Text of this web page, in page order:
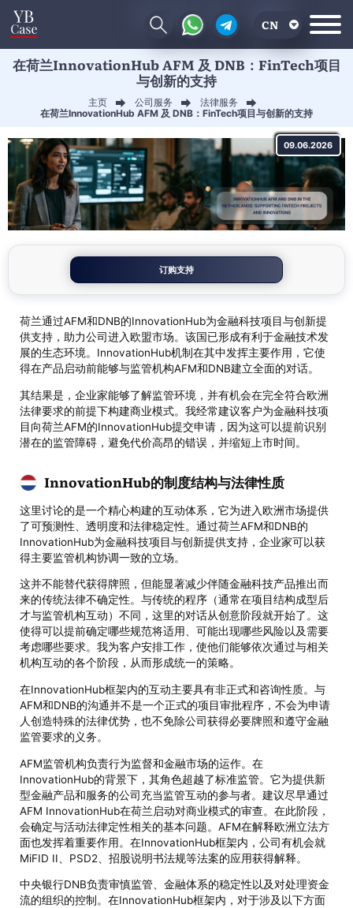
CN
EN
在荷兰InnovationHub AFM 及 DNB：FinTech项目
与创新的支持
主页 公司服务
法律服务
在荷兰InnovationHub AFM 及 DNB：FinTech项目与创新的支持
09.06.2026
订购支持
荷兰通过AFM和DNB的InnovationHub为金融科技项目与创新提
供支持，助力公司进入欧盟市场。该国已形成有利于金融技术发
展的生态环境。InnovationHub机制在其中发挥主要作用，它使
得在产品启动前能够与监管机构AFM和DNB建立全面的对话。
其结果是，企业家能够了解监管环境，并有机会在完全符合欧洲
法律要求的前提下构建商业模式。我经常建议客户为金融科技项
目向荷兰AFM的InnovationHub提交申请，因为这可以提前识别
潜在的监管障碍，避免代价高昂的错误，并缩短上市时间。
InnovationHub的制度结构与法律性质
这里讨论的是一个精心构建的互动体系，它为进入欧洲市场提供
了可预测性、透明度和法律稳定性。通过荷兰AFM和DNB的
InnovationHub为金融科技项目与创新提供支持，企业家可以获
得主要监管机构协调一致的立场。
这并不能替代获得牌照，但能显著减少伴随金融科技产品推出而
来的传统法律不确定性。与传统的程序（通常在项目结构成型后
才与监管机构互动）不同，这里的对话从创意阶段就开始了。这
使得可以提前确定哪些规范将适用、可能出现哪些风险以及需要
考虑哪些要求。我为客户安排工作，使他们能够依次通过与相关
机构互动的各个阶段，从而形成统一的策略。
在InnovationHub框架内的互动主要具有非正式和咨询性质。与
AFM和DNB的沟通并不是一个正式的项目审批程序，不会为申请
人创造特殊的法律优势，也不免除公司获得必要牌照和遵守金融
监管要求的义务。
AFM监管机构负责行为监督和金融市场的运作。在
InnovationHub的背景下，其角色超越了标准监管。它为提供新
型金融产品和服务的公司充当监管互动的参与者。建议尽早通过
AFM InnovationHub在荷兰启动对商业模式的审查。在此阶段，
会确定与活动法律定性相关的基本问题。AFM在解释欧洲立法方
面也发挥着重要作用。在InnovationHub框架内，公司有机会就
MiFID II、PSD2、招股说明书法规等法案的应用获得解释。
中央银行DNB负责审慎监管、金融体系的稳定性以及对处理资金
流的组织的控制。在InnovationHub框架内，对于涉及以下方面